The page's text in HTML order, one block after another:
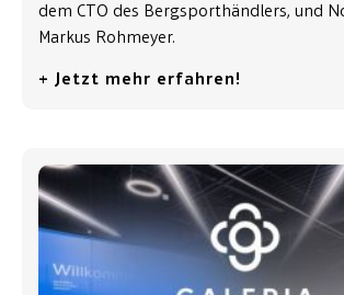
dem CTO des Bergsporthändlers, und
Markus Rohmeyer.
+ Jetzt mehr erfahren!